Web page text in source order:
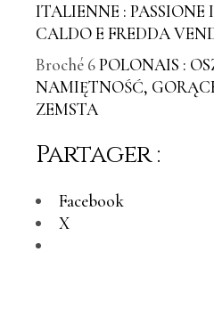
ITALIENNE :
CALDO E FREDDA
Broché 6POLONAIS :
NAMIĘTNOŚĆ,
ZEMSTA
Partager :
Facebook
X